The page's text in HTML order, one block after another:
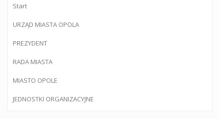
Start
URZĄD MIASTA OPOLA
PREZYDENT
RADA MIASTA
MIASTO OPOLE
JEDNOSTKI ORGANIZACYJNE